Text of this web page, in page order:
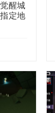
醒城
定地